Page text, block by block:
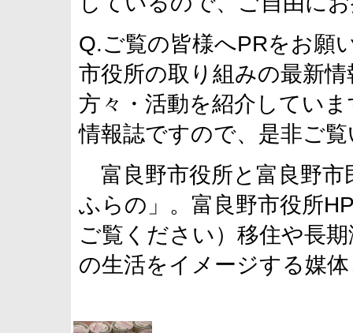
Q.ご覧の皆様へPRをお願
市役所の取り組みの最新
方々・活動を紹介してい
情報誌ですので、是非ご
富良野市役所と富良野市
ふらの」。富良野市役所
ご覧ください）移住や長
の生活をイメージする媒